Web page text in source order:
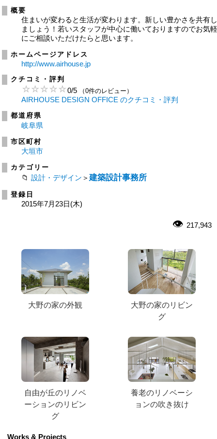
概要
住まいが変わると生活が変わります。新しい豊かさを共有
ましょう！若いスタッフが中心に働いておりますのでお気
にご相談いただけたらと思います。
ホームページアドレス
http://www.airhouse.jp
クチコミ・評判
0/5 （0件のレビュー）
AIRHOUSE DESIGN OFFICE のクチコミ・評判
都道府県
岐阜県
市区町村
大垣市
カテゴリー
設計・デザイン ＞ 建築設計事務所
登録日
2015年7月23日(木)
217,943
大野の家の外観
大野の家のリビン
グ
自由が丘のリノベ
ーションのリビン
グ
養老のリノベーシ
ョンの吹き抜け
Works & Projects